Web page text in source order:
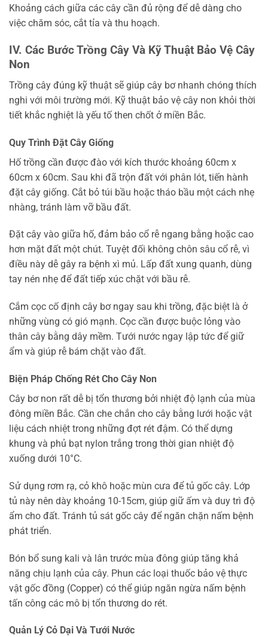
Khoảng cách giữa các cây cần đủ rộng để dễ dàng cho
việc chăm sóc, cắt tỉa và thu hoạch.
IV. Các Bước Trồng Cây Và Kỹ Thuật Bảo Vệ Cây
Non
Trồng cây đúng kỹ thuật sẽ giúp cây bơ nhanh chóng thích
nghi với môi trường mới. Kỹ thuật bảo vệ cây non khỏi thời
tiết khắc nghiệt là yếu tố then chốt ở miền Bắc.
Quy Trình Đặt Cây Giống
Hố trồng cần được đào với kích thước khoảng 60cm x
60cm x 60cm. Sau khi đã trộn đất với phân lót, tiến hành
đặt cây giống. Cắt bỏ túi bầu hoặc tháo bầu một cách nhẹ
nhàng, tránh làm vỡ bầu đất.
Đặt cây vào giữa hố, đảm bảo cổ rễ ngang bằng hoặc cao
hơn mặt đất một chút. Tuyệt đối không chôn sâu cổ rễ, vì
điều này dễ gây ra bệnh xì mủ. Lấp đất xung quanh, dùng
tay nén nhẹ để đất tiếp xúc chặt với bầu rễ.
Cắm cọc cố định cây bơ ngay sau khi trồng, đặc biệt là ở
những vùng có gió mạnh. Cọc cần được buộc lỏng vào
thân cây bằng dây mềm. Tưới nước ngay lập tức để giữ
ẩm và giúp rễ bám chặt vào đất.
Biện Pháp Chống Rét Cho Cây Non
Cây bơ non rất dễ bị tổn thương bởi nhiệt độ lạnh của mùa
đông miền Bắc. Cần che chắn cho cây bằng lưới hoặc vật
liệu cách nhiệt trong những đợt rét đậm. Có thể dựng
khung và phủ bạt nylon trắng trong thời gian nhiệt độ
xuống dưới 10°C.
Sử dụng rơm rạ, cỏ khô hoặc mùn cưa để tủ gốc cây. Lớp
tủ này nên dày khoảng 10-15cm, giúp giữ ấm và duy trì độ
ẩm cho đất. Tránh tủ sát gốc cây để ngăn chặn nấm bệnh
phát triển.
Bón bổ sung kali và lân trước mùa đông giúp tăng khả
năng chịu lạnh của cây. Phun các loại thuốc bảo vệ thực
vật gốc đồng (Copper) có thể giúp ngăn ngừa nấm bệnh
tấn công các mô bị tổn thương do rét.
Quản Lý Cỏ Dại Và Tưới Nước